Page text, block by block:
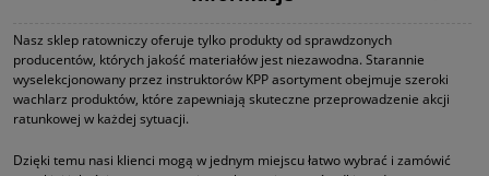
Nasz sklep ratowniczy oferuje tylko produkty od sprawdzonych
producentów, których jakość materiałów jest niezawodna. Starannie
wyselekcjonowany przez instruktorów KPP asortyment obejmuje szeroki
wachlarz produktów, które zapewniają skuteczne przeprowadzenie akcji
ratunkowej w każdej sytuacji.
Dzięki temu nasi klienci mogą w jednym miejscu łatwo wybrać i zamówić